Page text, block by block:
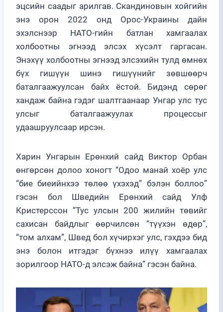
эцсийн саадыг арилгав. Скандиновын хойгийн
энэ орон 2022 онд Орос-Украины дайн
эхэлснээр НАТО-гийн батлан хамгаалах
холбоотны эгнээд элсэх хүсэлт гаргасан.
Энэхүү холбоотны эгнээд элсэхийн тулд өмнөх
бүх гишүүн шинэ гишүүнийг зөвшөөрч
баталгаажуулсан байх ёстой. Бидэнд сөрөг
хандаж байна гэдэг шалтгаанаар Унгар улс тус
улсыг баталгаажуулах процессыг
удаашруулсаар ирсэн.
Харин Унгарын Ерөнхий сайд Виктор Орбан
өнгөрсөн долоо хоногт “Одоо манай хоёр улс
“бие биеийнхээ төлөө үхэхэд” бэлэн боллоо”
гэсэн бол Шведийн Ерөнхий сайд Улф
Кристерссон “Тус улсын 200 жилийн төвийг
сахисан байдлыг өөрчилсөн “түүхэн өдөр”,
“том алхам”, Швед бол хүчирхэг улс, гэхдээ бид
энэ болон итгэдэг бүхнээ илүү хамгаалах
зорилгоор НАТО-д элсэж байна” гэсэн байна.